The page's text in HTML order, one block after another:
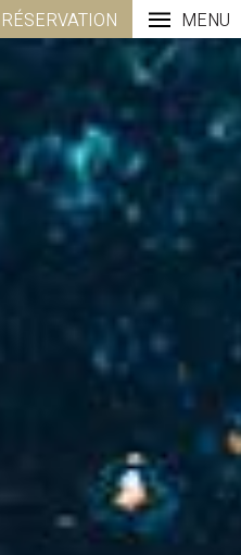
RÉSERVATION MENU